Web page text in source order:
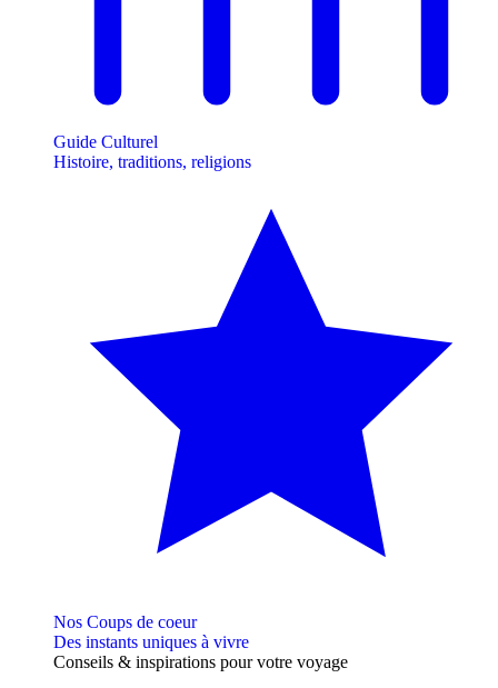
Guide Culturel
Histoire, traditions, religions
Nos Coups de coeur
Des instants uniques à vivre
Conseils & inspirations pour votre voyage